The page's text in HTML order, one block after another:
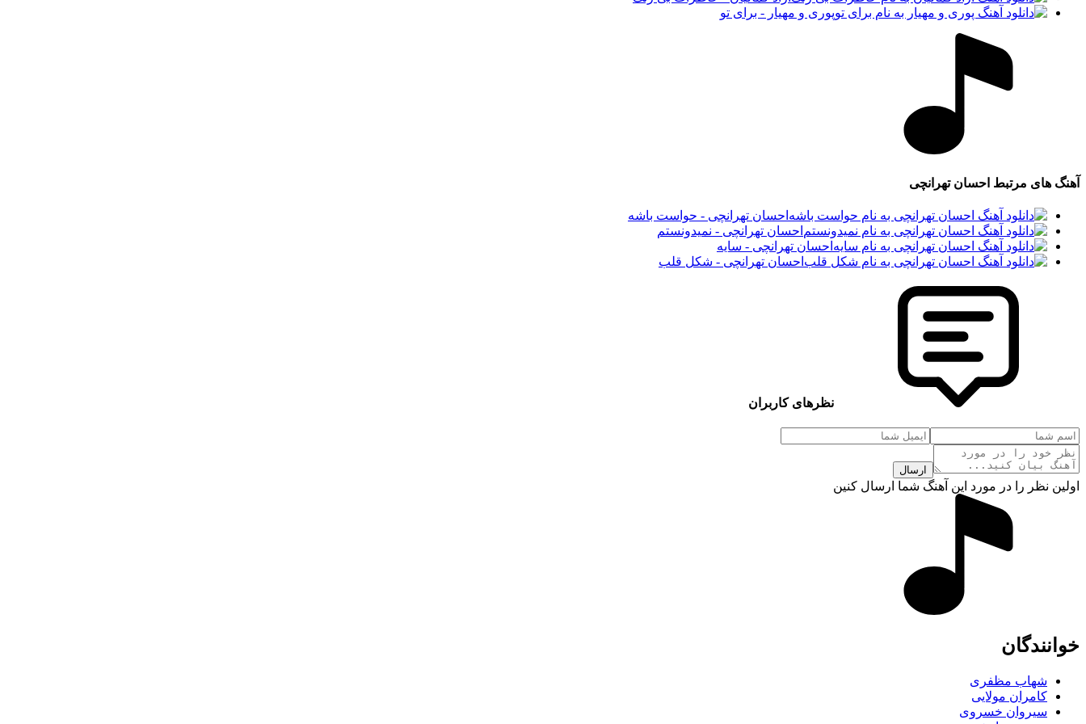
پوری و مهیار - برای تو
آهنگ های مرتبط احسان تهرانچی
احسان تهرانچی - حواست باشه
احسان تهرانچی - نمیدونستم
احسان تهرانچی - سایه
احسان تهرانچی - شکل قلب
نظرهای کاربران
ارسال
اولین نظر را در مورد این آهنگ شما ارسال کنین
خوانندگان
شهاب مظفری
کامران مولایی
سیروان خسروی